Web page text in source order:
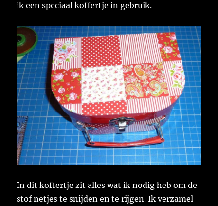
ik een speciaal koffertje in gebruik.
In dit koffertje zit alles wat ik nodig heb om de
stof netjes te snijden en te rijgen. Ik verzamel